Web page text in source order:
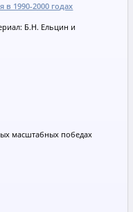
в 1990-2000 годах
Б.Н. Ельцин и
масштабных победах